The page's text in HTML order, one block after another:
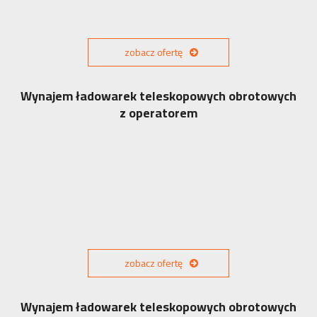
zobacz ofertę
Wynajem ładowarek teleskopowych obrotowych
z operatorem
zobacz ofertę
Wynajem ładowarek teleskopowych obrotowych